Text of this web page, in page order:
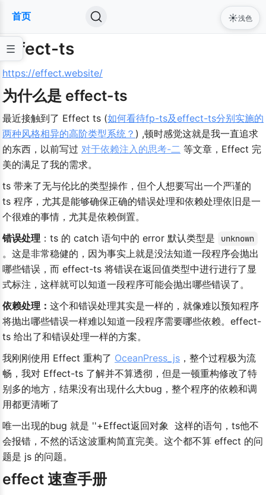
首页
原网页测试
出
effect-ts
https://effect.website/
为什么是 effect-ts
最近接触到了 Effect ts (如何看待fp-ts及effect-ts分别实施的
两种风格相异的高阶类型系统？ ) ,顿时感觉这就是我一直追求
的东西，以前写过 对于依赖注入的思考-二 等文章，Effect 完
美的满足了我的需求。
ts 带来了无与伦比的类型操作，但个人想要写出一个严谨的
ts 程序，尤其是能够确保正确的错误处理和依赖处理依旧是一
个很难的事情，尤其是依赖倒置。
错误处理 ：ts 的 catch 语句中的 error 默认类型是 unknown
。这是非常稳健的，因为事实上就是没法知道一段程序会抛出
哪些错误，而 effect-ts 将错误在返回值类型中进行进行了显
式标注，这样就可以知道一段程序可能会抛出哪些错误了。
依赖处理： 这个和错误处理其实是一样的，就像难以预知程序
将抛出哪些错误一样难以知道一段程序需要哪些依赖。effect-
ts 给出了和错误处理一样的方案。
我刚刚使用 Effect 重构了 OceanPress_js ，整个过程极为流
畅，我对 Effect-ts 了解并不算透彻，但是一顿重构修改了特
别多的地方，结果没有出现什么大bug，整个程序的依赖和调
用都更清晰了
唯一出现的bug 就是 ''+Effect返回对象  这样的语句，ts他不
会报错，不然的话这波重构简直完美。这个都不算 effect 的问
题是 js 的问题。
effect 速查手册
☀️浅色